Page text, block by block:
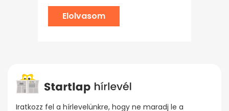
Elolvasom
Iratkozz fel a hírlevelünkre, hogy ne maradj le a